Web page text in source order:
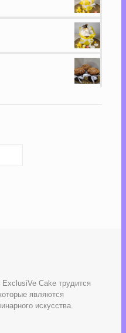
Cake трудится
являются
искусства.